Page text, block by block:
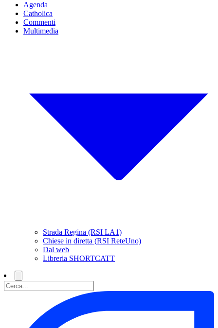
Agenda
Catholica
Commenti
Multimedia
Strada Regina (RSI LA1)
Chiese in diretta (RSI ReteUno)
Dal web
Libreria SHORTCATT